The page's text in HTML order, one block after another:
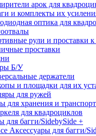
арок для
и комплекты их
оптика для
рули и проставки
проставки
Б/У
держатели
и площадки для их
для ружей
для хранения и
для квадроциклов
для багги/SidebySide +
Аксессуары для багги/